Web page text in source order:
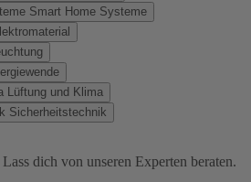
Smart Home Systeme
Lüftung und Klima
Sicherheitstechnik
dich von unseren Experten beraten.